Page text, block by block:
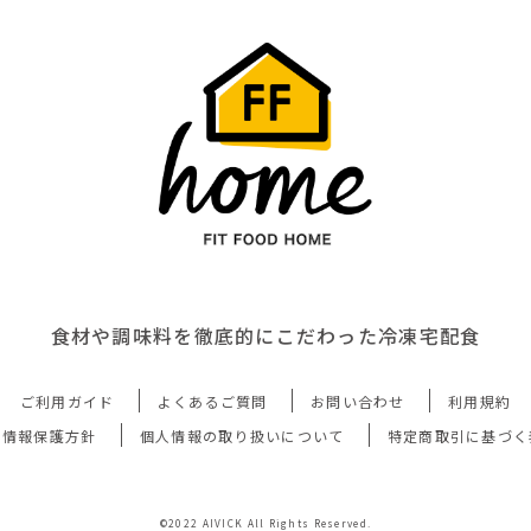
食材や調味料を徹底的にこだわった冷凍宅配食
ご利用ガイド よくあるご質問 お問い合わせ
利用規約
報保護方針
個人情報の取り扱いについて 特定商取引に基づ
©2022 AIVICK All Rights Reserved.